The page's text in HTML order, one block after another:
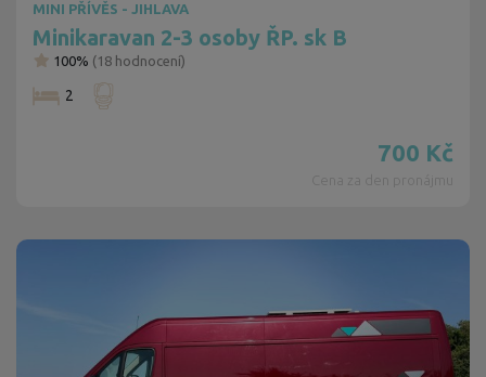
MINI PŘÍVĚS - JIHLAVA
Minikaravan 2-3 osoby ŘP. sk B
100% (18 hodnocení)
2
700 Kč
Cena za den pronájmu